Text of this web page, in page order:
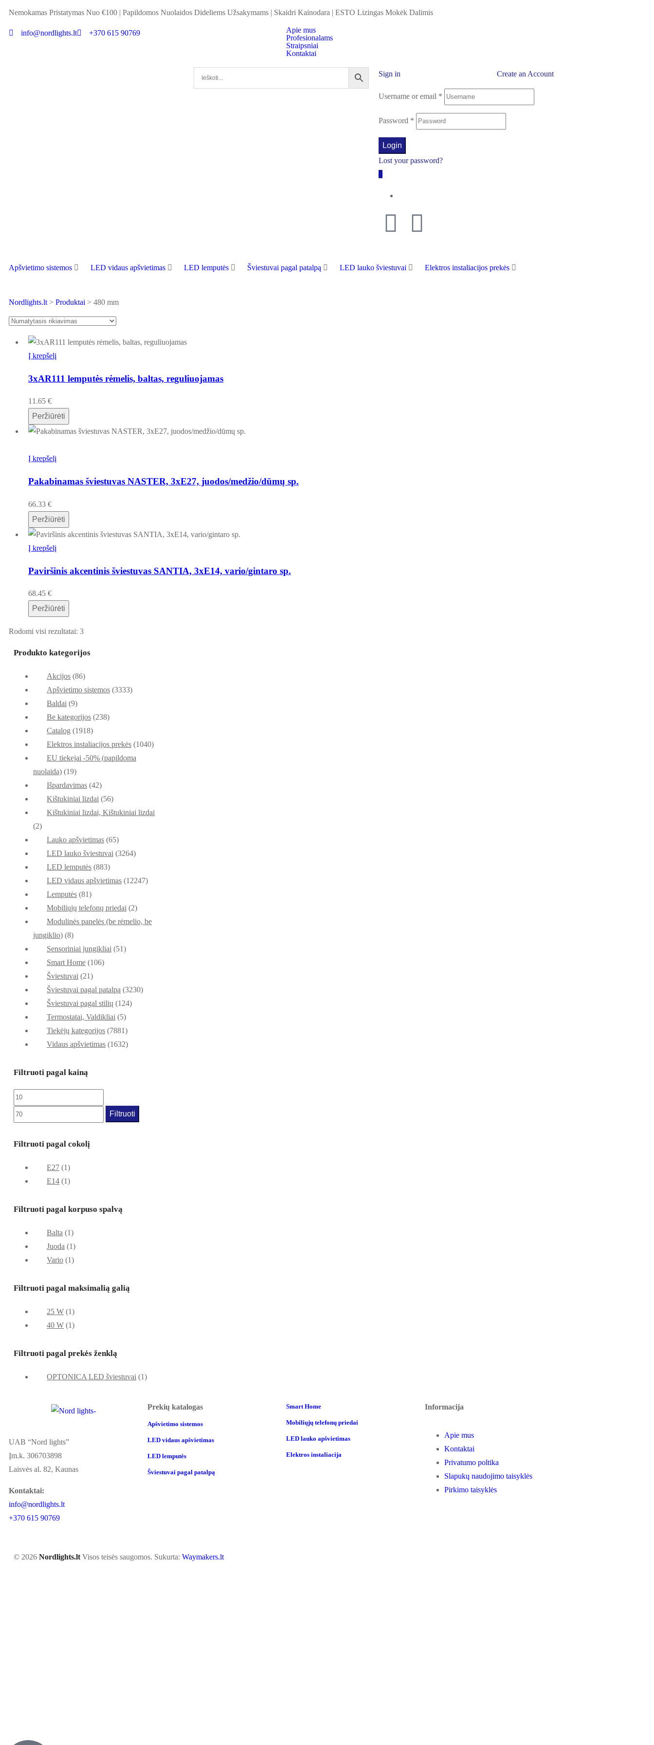
Nemokamas Pristatymas Nuo €100 | Papildomos Nuolaidos Dideliems Užsakymams | Skaidri Kainodara | ESTO Lizingas Mokėk Dalimis
info@nordlights.lt +370 615 90769
Apie mus
Profesionalams
Straipsniai
Kontaktai
Sign in Create an Account
Username or email *
Password *
Login
Lost your password?
0
Apšvietimo sistemos LED vidaus apšvietimas LED lemputės Šviestuvai pagal patalpą LED lauko šviestuvai Elektros instaliacijos prekės
Nordlights.lt > Produktai > 480 mm
Į krepšelį
3xAR111 lemputės rėmelis, baltas, reguliuojamas
11.65 €
Peržiūrėti
Į krepšelį
Pakabinamas šviestuvas NASTER, 3xE27, juodos/medžio/dūmų sp.
66.33 €
Peržiūrėti
Į krepšelį
Paviršinis akcentinis šviestuvas SANTIA, 3xE14, vario/gintaro sp.
68.45 €
Peržiūrėti
Rodomi visi rezultatai: 3
Produkto kategorijos
Akcijos (86)
Apšvietimo sistemos (3333)
Baldai (9)
Be kategorijos (238)
Catalog (1918)
Elektros instaliacijos prekės (1040)
EU tiekejai -50% (papildoma
nuolaida) (19)
Išpardavimas (42)
Kištukiniai lizdai (56)
Kištukiniai lizdai, Kištukiniai lizdai
(2)
Lauko apšvietimas (65)
LED lauko šviestuvai (3264)
LED lemputės (883)
LED vidaus apšvietimas (12247)
Lemputės (81)
Mobiliųjų telefonų priedai (2)
Modulinės panelės (be rėmelio, be
jungiklio) (8)
Sensoriniai jungikliai (51)
Smart Home (106)
Šviestuvai (21)
Šviestuvai pagal patalpą (3230)
Šviestuvai pagal stilių (124)
Termostatai, Valdikliai (5)
Tiekėjų kategorijos (7881)
Vidaus apšvietimas (1632)
Filtruoti pagal kainą
Filtruoti
Filtruoti pagal cokolį
E27 (1)
E14 (1)
Filtruoti pagal korpuso spalvą
Balta (1)
Juoda (1)
Vario (1)
Filtruoti pagal maksimalią galią
25 W (1)
40 W (1)
Filtruoti pagal prekės ženklą
OPTONICA LED šviestuvai (1)
UAB “Nord lights”
Įm.k. 306703898
Laisvės al. 82, Kaunas
Kontaktai:
info@nordlights.lt
+370 615 90769
Prekių katalogas
Apšvietimo sistemos
LED vidaus apšvietimas
LED lemputės
Šviestuvai pagal patalpą
Smart Home
Mobiliųjų telefonų priedai
LED lauko apšvietimas
Elektros instaliacija
Informacija
Apie mus
Kontaktai
Privatumo poltika
Slapukų naudojimo taisyklės
Pirkimo taisyklės
© 2026 Nordlights.lt Visos teisės saugomos. Sukurta: Waymakers.lt